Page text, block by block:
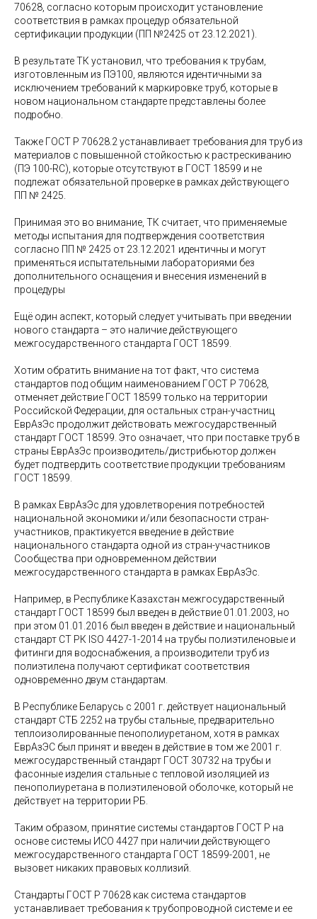
70628, согласно которым происходит установление
соответствия в рамках процедур обязательной
сертификации продукции (ПП №2425 от 23.12.2021).
В результате ТК установил, что требования к трубам,
изготовленным из ПЭ100, являются идентичными за
исключением требований к маркировке труб, которые в
новом национальном стандарте представлены более
подробно.
Также ГОСТ Р 70628.2 устанавливает требования для труб из
материалов с повышенной стойкостью к растрескиванию
(ПЭ 100-RC), которые отсутствуют в ГОСТ 18599 и не
подлежат обязательной проверке в рамках действующего
ПП № 2425.
Принимая это во внимание, ТК считает, что применяемые
методы испытания для подтверждения соответствия
согласно ПП № 2425 от 23.12.2021 идентичны и могут
применяться испытательными лабораториями без
дополнительного оснащения и внесения изменений в
процедуры
Ещё один аспект, который следует учитывать при введении
нового стандарта – это наличие действующего
межгосударственного стандарта ГОСТ 18599.
Хотим обратить внимание на тот факт, что система
стандартов под общим наименованием ГОСТ Р 70628,
отменяет действие ГОСТ 18599 только на территории
Российской Федерации, для остальных стран-участниц
ЕврАзЭс продолжит действовать межгосударственный
стандарт ГОСТ 18599. Это означает, что при поставке труб в
страны ЕврАзЭс производитель/дистрибьютор должен
будет подтвердить соответствие продукции требованиям
ГОСТ 18599.
В рамках ЕврАзЭс для удовлетворения потребностей
национальной экономики и/или безопасности стран-
участников, практикуется введение в действие
национального стандарта одной из стран-участников
Сообщества при одновременном действии
межгосударственного стандарта в рамках ЕврАзЭс.
Например, в Республике Казахстан межгосударственный
стандарт ГОСТ 18599 был введен в действие 01.01.2003, но
при этом 01.01.2016 был введен в действие и национальный
стандарт СТ РК ISO 4427-1-2014 на трубы полиэтиленовые и
фитинги для водоснабжения, а производители труб из
полиэтилена получают сертификат соответствия
одновременно двум стандартам.
В Республике Беларусь с 2001 г. действует национальный
стандарт СТБ 2252 на трубы стальные, предварительно
теплоизолированные пенополиуретаном, хотя в рамках
ЕврАзЭС был принят и введен в действие в том же 2001 г.
межгосударственный стандарт ГОСТ 30732 на трубы и
фасонные изделия стальные с тепловой изоляцией из
пенополиуретана в полиэтиленовой оболочке, который не
действует на территории РБ.
Таким образом, принятие системы стандартов ГОСТ Р на
основе системы ИСО 4427 при наличии действующего
межгосударственного стандарта ГОСТ 18599-2001, не
вызовет никаких правовых коллизий.
Стандарты ГОСТ Р 70628 как система стандартов
устанавливает требования к трубопроводной системе и ее